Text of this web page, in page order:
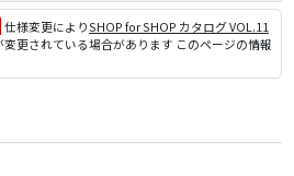
仕様変更によりSHOP for SHOP カタログ VOL.11
更されている場合があります このページの情報